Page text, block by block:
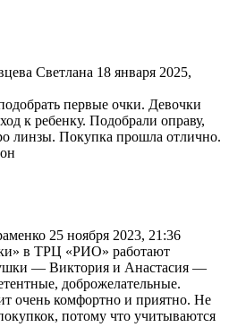
Светлана 18 января 2025,
первые очки. Девочки
к ребенку. Подобрали оправу,
линзы. Покупка прошла отлично.
25 ноября 2023, 21:36
в ТРЦ «РИО» работают
— Виктория и Анастасия —
доброжелательные.
очень комфортно и приятно. Не
потому что учитываются